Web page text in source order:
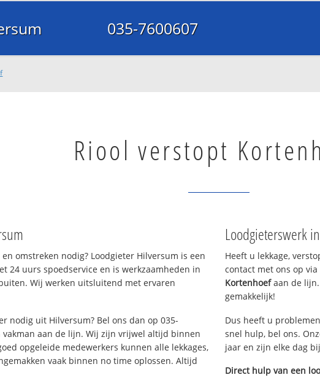
035-7600607
Riool verstopt
omstreken nodig? Loodgieter Hilversum is een
24 uurs spoedservice en is werkzaamheden in
Wij werken uitsluitend met ervaren
nodig uit Hilversum? Bel ons dan op 035-
vakman aan de lijn. Wij zijn vrijwel altijd binnen
opgeleide medewerkers kunnen alle lekkages,
vaak binnen no time oplossen. Altijd
Loodgieterswerk in
Heeft u lekkage,
contact met ons op
Kortenhoefaan de lijn.
gemakkelijk!
Dus heeft u
snel hulp, bel ons.
jaar en zijn elke dag
Direct hulp van een